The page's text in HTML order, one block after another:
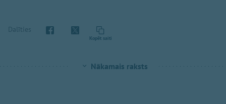
Dalīties
Kopēt saiti
Nākamais raksts